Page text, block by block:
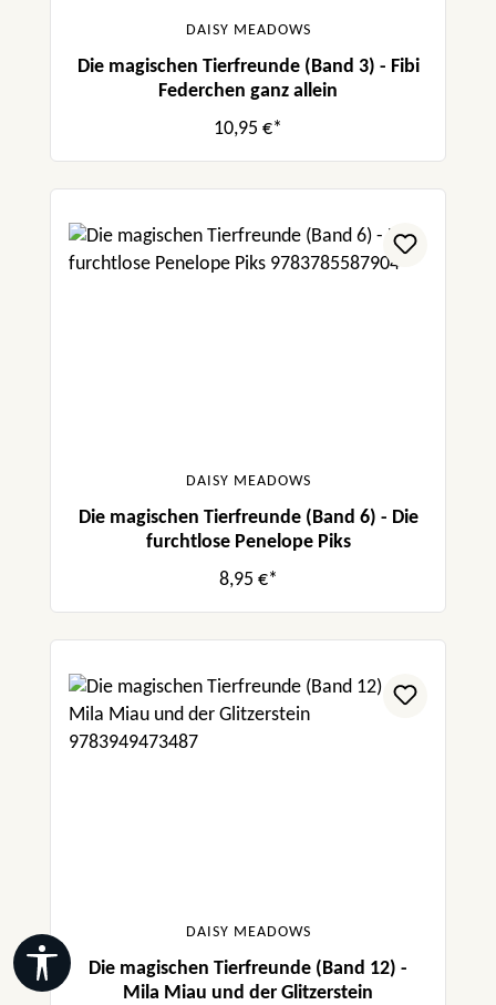
DAISY MEADOWS
Die magischen Tierfreunde (Band 3) - Fibi
Federchen ganz allein
10,95 €*
DAISY MEADOWS
Die magischen Tierfreunde (Band 6) - Die
furchtlose Penelope Piks
8,95 €*
DAISY MEADOWS
Die magischen Tierfreunde (Band 12) -
Mila Miau und der Glitzerstein
Werkzeugleiste anzeigen